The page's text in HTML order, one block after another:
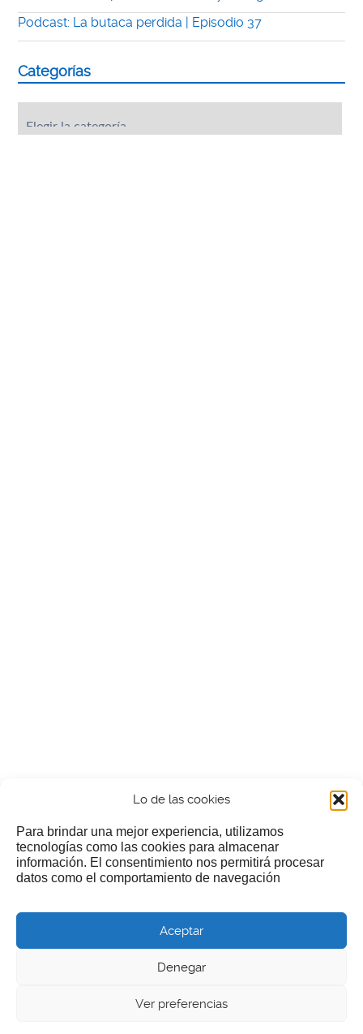
Lo de las cookies
Para brindar una mejor experiencia, utilizamos
tecnologías como las cookies para almacenar
información. El consentimiento nos permitirá procesar
datos como el comportamiento de navegación
Aceptar
Denegar
Ver preferencias
Podcast: La butaca perdida | Episodio 37
Categorías
¿Nos invitas a un cafecillo?
Si te gusta nuestra web puedes echar limosna a estos